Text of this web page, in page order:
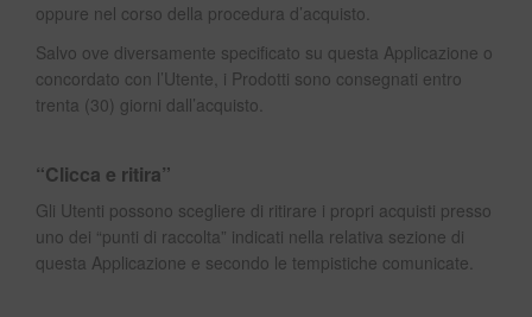
oppure nel corso della procedura d’acquisto.
Salvo ove diversamente specificato su questa Applicazione o
concordato con l’Utente, i Prodotti sono consegnati entro
trenta (30) giorni dall’acquisto.
“Clicca e ritira”
Gli Utenti possono scegliere di ritirare i propri acquisti presso
uno dei “punti di raccolta” indicati nella relativa sezione di
questa Applicazione e secondo le tempistiche comunicate.